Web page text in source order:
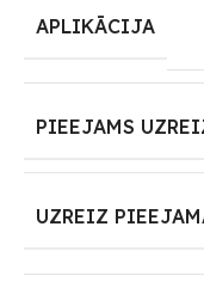
APLIKĀCIJA
PIEEJAMS
UZREIZ